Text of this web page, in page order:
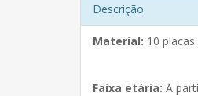
Descrição
Material: 10
Faixa etária: A